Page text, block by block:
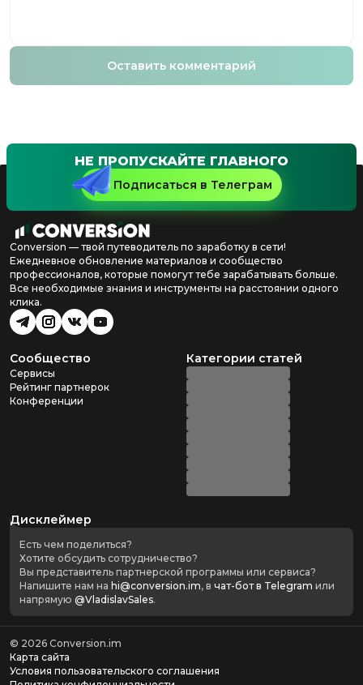
Оставить комментарий
НЕ ПРОПУСКАЙТЕ ГЛАВНОГО
Подписаться в Телеграм
Conversion — твой путеводитель по заработку в сети!
Ежедневное обновление материалов и сообщество
профессионалов, которые помогут тебе зарабатывать больше.
Все необходимые знания и инструменты на расстоянии одного
клика.
Сообщество
Сервисы
Рейтинг партнерок
Конференции
Категории статей
Дисклеймер
Есть чем поделиться?
Хотите обсудить сотрудничество?
Вы представитель партнерской программы или сервиса?
Напишите нам на hi@conversion.im, в чат-бот в Telegram или
напрямую @VladislavSales.
© 2026 Conversion.im
Карта сайта
Условия пользовательского соглашения